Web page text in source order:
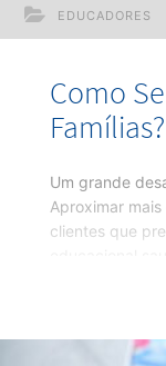
EDUCADORES
Como
Famílias?
Um grande
Aproximar
clientes que
educacional
entre pais e